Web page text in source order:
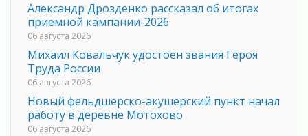
Александр Дрозденко рассказал об итогах
приемной кампании-2026
06 августа 2026
Михаил Ковальчук удостоен звания Героя
Труда России
06 августа 2026
Новый фельдшерско-акушерский пункт начал
работу в деревне Мотохово
06 августа 2026